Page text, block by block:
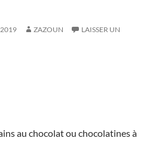
ZAZOUN
LAISSER UN
au chocolat ou chocolatines à